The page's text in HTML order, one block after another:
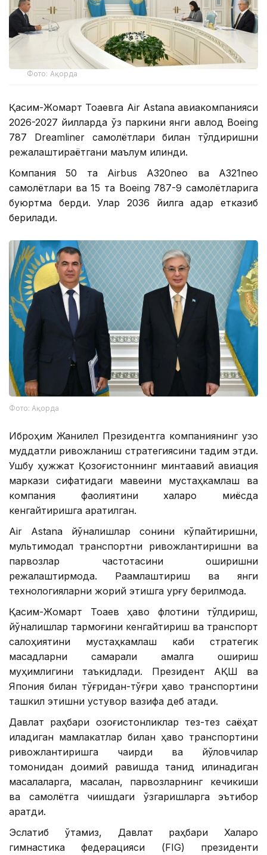
Фото: Ақорда
Қасим-Жомарт Тоқаевга Air Astana авиакомпанияси
2026-2027 йилларда ўз паркини янги авлод Boeing
787 Dreamliner самолётлари билан тўлдиришни
режалаштираётгани маълум қилинди.
Компания 50 та Airbus A320neo ва A321neo
самолётлари ва 15 та Boeing 787-9 самолётларига
буюртма берди. Улар 2036 йилга қадар етказиб
берилади.
Фото: Ақорда
Иброҳим Жанилел Президентга компаниянинг узоқ
муддатли ривожланиш стратегиясини тақдим этди.
Ушбу ҳужжат Қозоғистоннинг минтақавий авиация
маркази сифатидаги мавқеини мустаҳкамлаш ва
компания фаолиятини халқаро миқёсда
кенгайтиришга қаратилган.
Air Astana йўналишлар сонини кўпайтиришни,
мультимодал транспортни ривожлантиришни ва
парвозлар частотасини оширишни
режалаштирмоқда. Рақамлаштириш ва янги
технологияларни жорий этишга урғу берилмоқда.
Қасим-Жомарт Тоқаев ҳаво флотини тўлдириш,
йўналишлар тармоғини кенгайтириш ва транспорт
салоҳиятини мустаҳкамлаш каби стратегик
мақсадларни самарали амалга ошириш
муҳимлигини таъкидлади. Президент АҚШ ва
Япония билан тўғридан-тўғри ҳаво транспортини
ташкил этишни устувор вазифа деб атади.
Давлат раҳбари қозоғистонликлар тез-тез саёҳат
қиладиган мамлакатлар билан ҳаво транспортини
ривожлантиришга чақирди ва йўловчилар
томонидан доимий равишда танқид қилинадиган
масалаларга, масалан, парвозларнинг кечикиши
ва самолётга чиқишдаги ўзгаришларга эътибор
қаратди.
Эслатиб ўтамиз, Давлат раҳбари Халқаро
гимнастика федерацияси (FIG) президенти